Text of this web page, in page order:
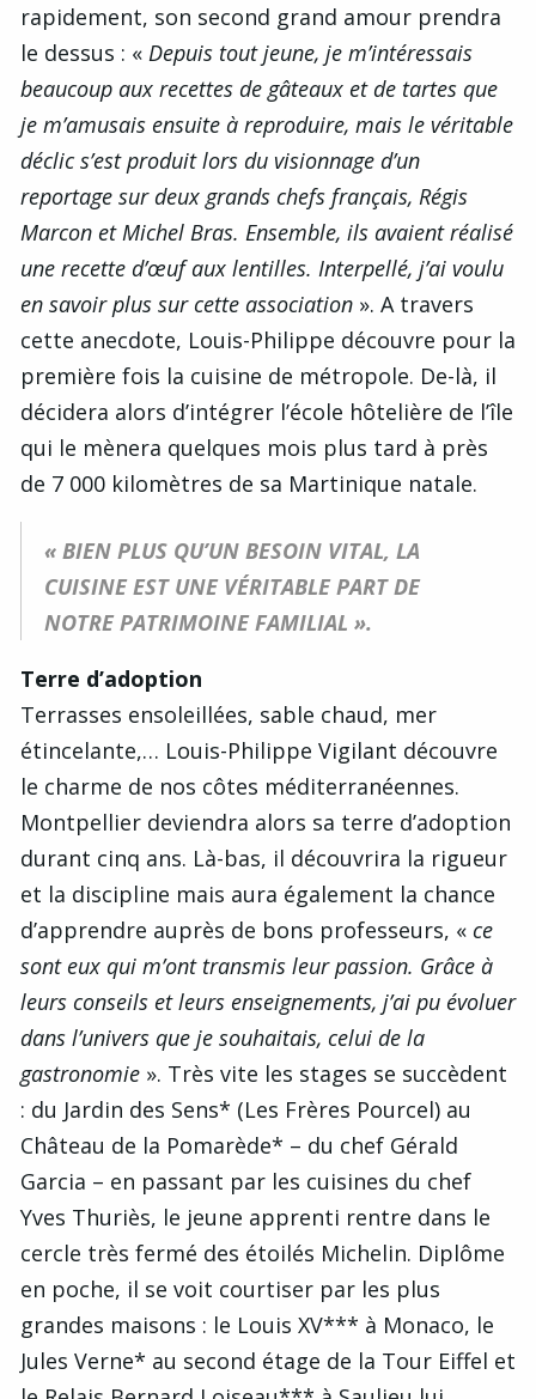
rapidement, son second grand amour prendra
le dessus : « Depuis tout jeune, je m’intéressais
beaucoup aux recettes de gâteaux et de tartes que
je m’amusais ensuite à reproduire, mais le véritable
déclic s’est produit lors du visionnage d’un
reportage sur deux grands chefs français, Régis
Marcon et Michel Bras. Ensemble, ils avaient réalisé
une recette d’œuf aux lentilles. Interpellé, j’ai voulu
en savoir plus sur cette association ». A travers
cette anecdote, Louis-Philippe découvre pour la
première fois la cuisine de métropole. De-là, il
décidera alors d’intégrer l’école hôtelière de l’île
qui le mènera quelques mois plus tard à près
de 7 000 kilomètres de sa Martinique natale.
« BIEN PLUS QU’UN BESOIN VITAL, LA
CUISINE EST UNE VÉRITABLE PART DE
NOTRE PATRIMOINE FAMILIAL ».
Terre d’adoption
Terrasses ensoleillées, sable chaud, mer
étincelante,… Louis-Philippe Vigilant découvre
le charme de nos côtes méditerranéennes.
Montpellier deviendra alors sa terre d’adoption
durant cinq ans. Là-bas, il découvrira la rigueur
et la discipline mais aura également la chance
d’apprendre auprès de bons professeurs, « ce
sont eux qui m’ont transmis leur passion. Grâce à
leurs conseils et leurs enseignements, j’ai pu évoluer
dans l’univers que je souhaitais, celui de la
gastronomie ». Très vite les stages se succèdent
: du Jardin des Sens* (Les Frères Pourcel) au
Château de la Pomarède* – du chef Gérald
Garcia – en passant par les cuisines du chef
Yves Thuriès, le jeune apprenti rentre dans le
cercle très fermé des étoilés Michelin. Diplôme
en poche, il se voit courtiser par les plus
grandes maisons : le Louis XV*** à Monaco, le
Jules Verne* au second étage de la Tour Eiffel et